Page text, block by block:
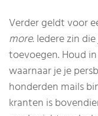
Verder geldt voor
more. Iedere zin
toevoegen. Houd
waarnaar je je
honderden mails
kranten is